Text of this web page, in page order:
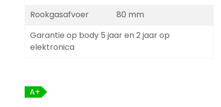
Rookgasafvoer
80 mm
Garantie op body 5 jaar en 2 jaar op
elektronica
A+